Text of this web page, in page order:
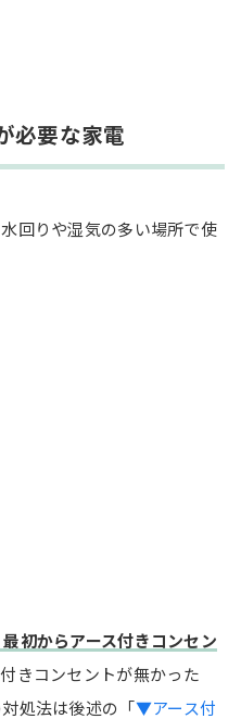
必要な家電
回りや湿気の多い場所で使
初からアース付きコンセン
きコンセントが無かった
処法は後述の「▼アース付